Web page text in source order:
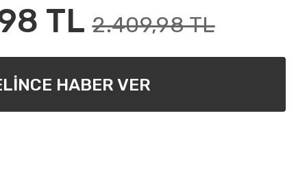
TL 2.409,98 TL
HABER VER